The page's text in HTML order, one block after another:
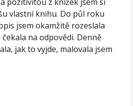
vlastní knihu. Do půl roku
jsem okamžitě rozeslala
na odpovědi. Denně
jak to vyjde, malovala jsem